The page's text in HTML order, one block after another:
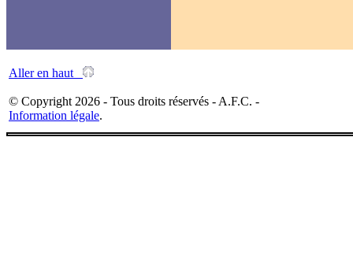
Aller en haut
© Copyright 2026 - Tous droits réservés - A.F.C. -
Information légale.